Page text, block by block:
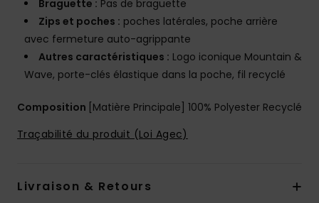
Braguette : Pas de braguette
Zips et poches : poches latérales, poche arrière
avec fermeture auto-agrippante
Autres caractéristiques : Logo iconique Mountain &
Wave, porte-clés élastique dans la poche, fil recyclé
Composition [Matière Principale] 100% Polyester Recyclé
Traçabilité du produit (Loi Agec)
Livraison & Retours